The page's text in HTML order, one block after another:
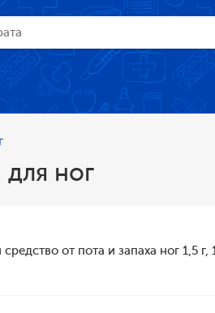
ног
средство от пота и запаха ног 1,5 г,